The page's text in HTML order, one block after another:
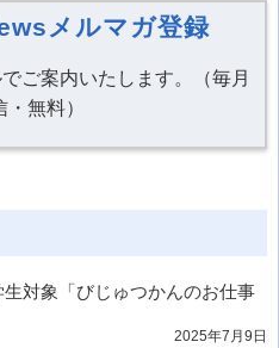
メルマガ登録
ご案内いたします。（毎月
無料）
対象「びじゅつかんのお仕事
2025年7月9日